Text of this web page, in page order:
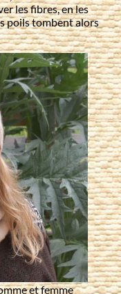
les fibres, en les
poils tombent alors
et femme